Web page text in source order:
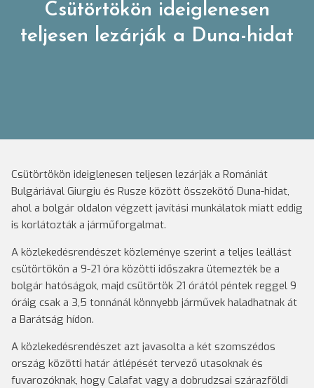
Csütörtökön ideiglenesen
teljesen lezárják a Duna-hidat
Csütörtökön ideiglenesen teljesen lezárják a Romániát
Bulgáriával Giurgiu és Rusze között összekötő Duna-hidat,
ahol a bolgár oldalon végzett javítási munkálatok miatt eddig
is korlátozták a járműforgalmat.
A közlekedésrendészet közleménye szerint a teljes leállást
csütörtökön a 9-21 óra közötti időszakra ütemezték be a
bolgár hatóságok, majd csütörtök 21 órától péntek reggel 9
óráig csak a 3,5 tonnánál könnyebb járművek haladhatnak át
a Barátság hídon.
A közlekedésrendészet azt javasolta a két szomszédos
ország közötti határ átlépését tervező utasoknak és
fuvarozóknak, hogy Calafat vagy a dobrudzsai szárazföldi